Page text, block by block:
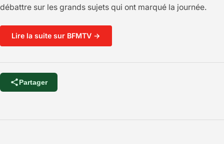
débattre sur les grands sujets qui ont marqué la journée.
Lire la suite sur BFMTV →
Partager